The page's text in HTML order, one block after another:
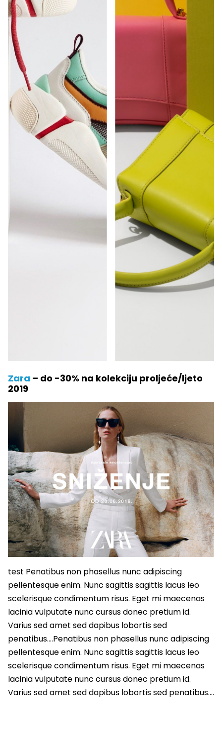
Zara – do -30% na kolekciju proljeće/ljeto
2019
test Penatibus non phasellus nunc adipiscing
pellentesque enim. Nunc sagittis sagittis lacus leo
scelerisque condimentum risus. Eget mi maecenas
lacinia vulputate nunc cursus donec pretium id.
Varius sed amet sed dapibus lobortis sed
penatibus….Penatibus non phasellus nunc adipiscing
pellentesque enim. Nunc sagittis sagittis lacus leo
scelerisque condimentum risus. Eget mi maecenas
lacinia vulputate nunc cursus donec pretium id.
Varius sed amet sed dapibus lobortis sed penatibus….